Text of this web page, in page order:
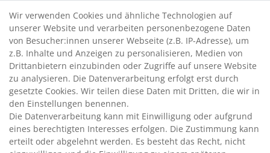
HANDPUMPEN FÜR BENZIN
>
HANDPUMPEN FÜR ÖLE
>
TANKANLAGEN
>
ADBLUE® BETANKUNG
INFORMATIONEN
>
FAQ
Wir verwenden Cookies und ähnliche Technologien auf
unserer Website und verarbeiten personenbezogene Daten
von Besucher:innen unserer Webseite (z.B. IP-Adresse), um
z.B. Inhalte und Anzeigen zu personalisieren, Medien von
Drittanbietern einzubinden oder Zugriffe auf unsere Website
zu analysieren. Die Datenverarbeitung erfolgt erst durch
gesetzte Cookies. Wir teilen diese Daten mit Dritten, die wir in
den Einstellungen benennen.
Die Datenverarbeitung kann mit Einwilligung oder aufgrund
eines berechtigten Interesses erfolgen. Die Zustimmung kann
erteilt oder abgelehnt werden. Es besteht das Recht, nicht